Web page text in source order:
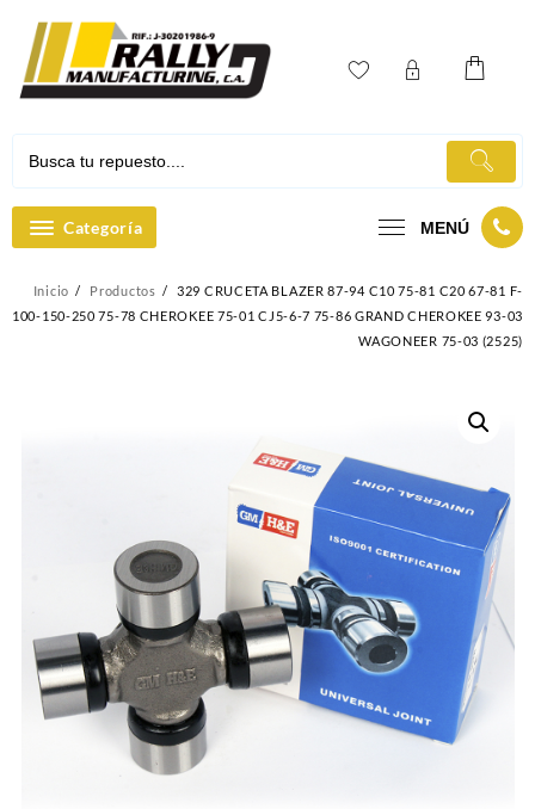
contenido
Categoría MENÚ
Inicio Productos
329 CRUCETA BLAZER 87-94 C10 75-81 C20 67-81 F-
100-150-250 75-78 CHEROKEE 75-01 CJ5-6-7 75-86 GRAND CHEROKEE 93-03
WAGONEER 75-03 (2525)